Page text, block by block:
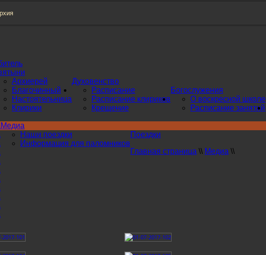
Духовенство
Архиерей
Благочинный
Настоятельница
Клирики
Богослужения
Расписание
Расписание клириков
Крещение
О воскресной школе
Расписание занятий
Медиа
Поездки
Наши поездки
Информация для паломников
Главная страница \\ Медиа \\